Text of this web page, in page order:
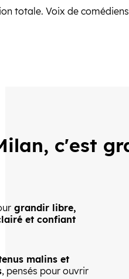
totale. Voix de
c'est
grandir libre,
et confiant
malins et
, pensés pour ouvrir